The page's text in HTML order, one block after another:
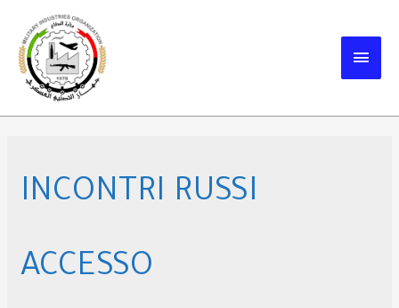
content
MAIN
INCONTRI RUSSI
ACCESSO